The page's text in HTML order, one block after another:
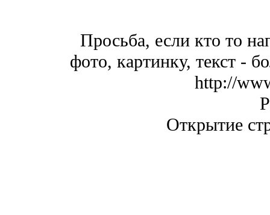
Просьба, если кто то
фото, картинку, текст -
http://
Открытие